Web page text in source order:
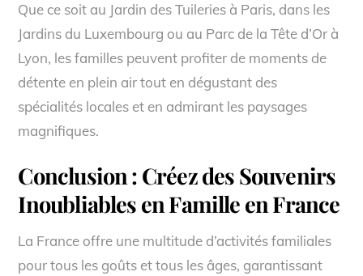
Que ce soit au Jardin des Tuileries à Paris, dans les
Jardins du Luxembourg ou au Parc de la Tête d’Or à
Lyon, les familles peuvent profiter de moments de
détente en plein air tout en dégustant des
spécialités locales et en admirant les paysages
magnifiques.
Conclusion : Créez des Souvenirs
Inoubliables en Famille en France
La France offre une multitude d’activités familiales
pour tous les goûts et tous les âges, garantissant